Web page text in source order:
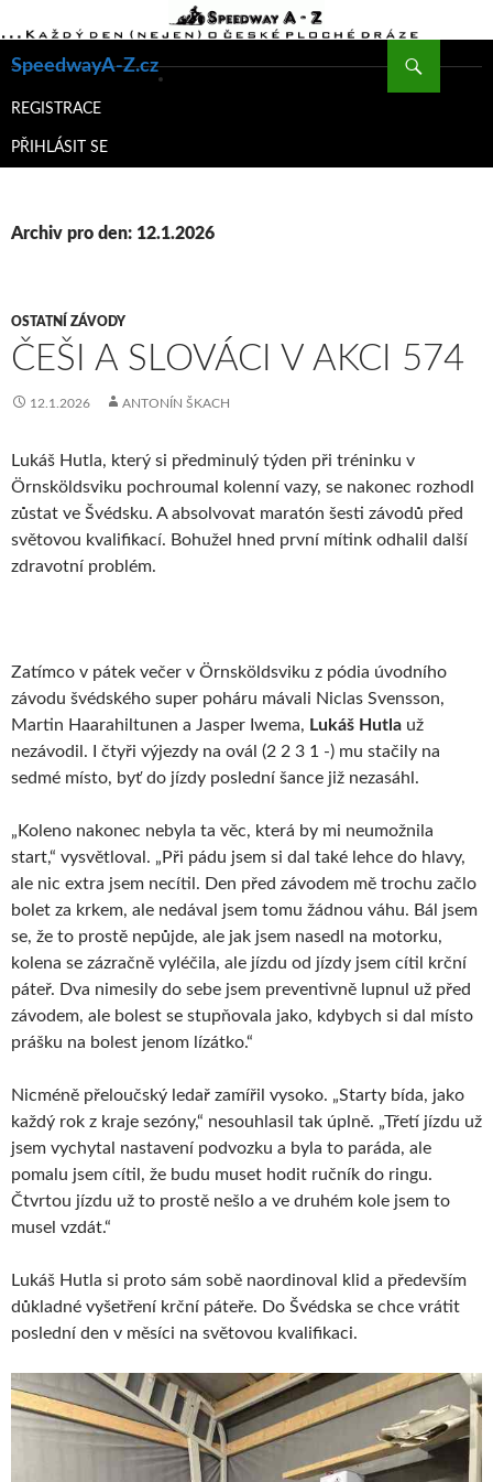
SpeedwayA-Z.cz
K
WEBU
REGISTRACE
PŘIHLÁSIT SE
Archiv pro den: 12.1.2026
OSTATNÍ ZÁVODY
ČEŠI A SLOVÁCI V AKCI 574
12.1.2026 ANTONÍN ŠKACH
Lukáš Hutla, který si předminulý týden při tréninku v
Örnsköldsviku pochroumal kolenní vazy, se nakonec rozhodl
zůstat ve Švédsku. A absolvovat maratón šesti závodů před
světovou kvalifikací. Bohužel hned první mítink odhalil další
zdravotní problém.
Zatímco v pátek večer v Örnsköldsviku z pódia úvodního
závodu švédského super poháru mávali Niclas Svensson,
Martin Haarahiltunen a Jasper Iwema, Lukáš Hutla už
nezávodil. I čtyři výjezdy na ovál (2 2 3 1 -) mu stačily na
sedmé místo, byť do jízdy poslední šance již nezasáhl.
„Koleno nakonec nebyla ta věc, která by mi neumožnila
start,“ vysvětloval. „Při pádu jsem si dal také lehce do hlavy,
ale nic extra jsem necítil. Den před závodem mě trochu začlo
bolet za krkem, ale nedával jsem tomu žádnou váhu. Bál jsem
se, že to prostě nepůjde, ale jak jsem nasedl na motorku,
kolena se zázračně vyléčila, ale jízdu od jízdy jsem cítil krční
páteř. Dva nimesily do sebe jsem preventivně lupnul už před
závodem, ale bolest se stupňovala jako, kdybych si dal místo
prášku na bolest jenom lízátko.“
Nicméně přeloučský ledař zamířil vysoko. „Starty bída, jako
každý rok z kraje sezóny,“ nesouhlasil tak úplně. „Třetí jízdu už
jsem vychytal nastavení podvozku a byla to paráda, ale
pomalu jsem cítil, že budu muset hodit ručník do ringu.
Čtvrtou jízdu už to prostě nešlo a ve druhém kole jsem to
musel vzdát.“
Lukáš Hutla si proto sám sobě naordinoval klid a především
důkladné vyšetření krční páteře. Do Švédska se chce vrátit
poslední den v měsíci na světovou kvalifikaci.